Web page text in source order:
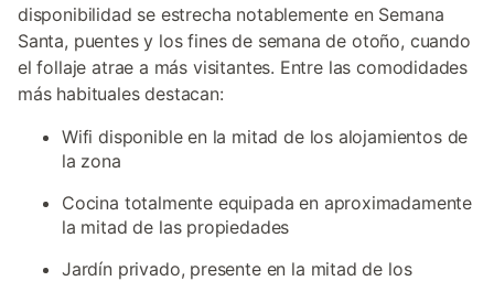
disponibilidad se estrecha notablemente en Semana
Santa, puentes y los fines de semana de otoño, cuando
el follaje atrae a más visitantes. Entre las comodidades
más habituales destacan:
Wifi disponible en la mitad de los alojamientos de
la zona
Cocina totalmente equipada en aproximadamente
la mitad de las propiedades
Jardín privado, presente en la mitad de los